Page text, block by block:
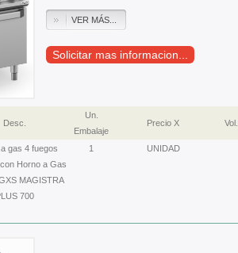
VER MÁS...
Solicitar mas informacion...
Desc.
Un.
Embalaje
Precio X Vol.
gas 4 fuegos
Horno a Gas
MAGISTRA
700
1 UNIDAD